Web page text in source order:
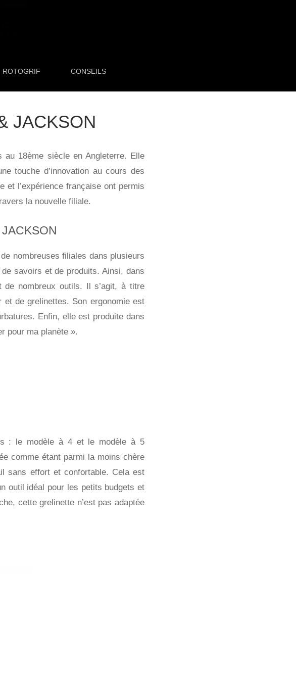
ROTOGRIF CONSEILS
JACKSON
18ème siècle en Angleterre. Elle
touche d’innovation au cours des
et l’expérience française ont permis
la nouvelle filiale.
nombreuses filiales dans plusieurs
savoirs et de produits. Ainsi, dans
de nombreux outils. Il s’agit, à titre
et de grelinettes. Son ergonomie est
Enfin, elle est produite dans
pour ma planète ».
: le modèle à 4 et le modèle à 5
comme étant parmi la moins chère
sans effort et confortable. Cela est
outil idéal pour les petits budgets et
cette grelinette n’est pas adaptée